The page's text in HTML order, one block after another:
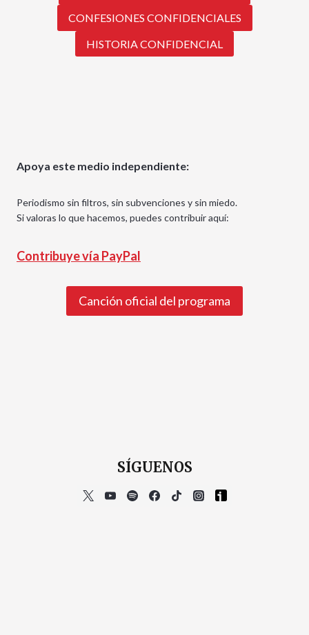
CONFESIONES CONFIDENCIALES
HISTORIA CONFIDENCIAL
Apoya este medio independiente:
Periodismo sin filtros, sin subvenciones y sin miedo.
Si valoras lo que hacemos, puedes contribuir aquí:
Contribuye vía PayPal
Canción oficial del programa
SÍGUENOS